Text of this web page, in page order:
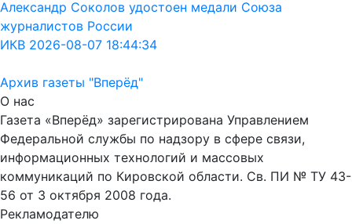
Александр Соколов удостоен медали Союза
журналистов России
ИКВ 2026-08-07 18:44:34
Архив газеты "Вперёд"
О нас
Газета «Вперёд» зарегистрирована Управлением
Федеральной службы по надзору в сфере связи,
информационных технологий и массовых
коммуникаций по Кировской области. Св. ПИ № ТУ 43-
56 от 3 октября 2008 года.
Рекламодателю